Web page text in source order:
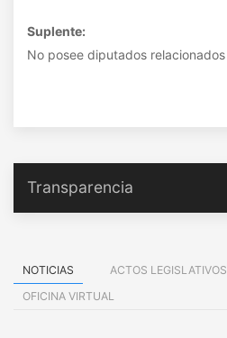
Suplente:
No posee diputados relacionados
Transparencia
NOTICIAS ACTOS LEGISLATIVOS
OFICINA VIRTUAL